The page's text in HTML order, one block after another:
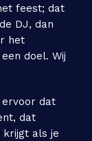
feest; dat
DJ, dan
het
doel. Wij
ervoor dat
dat
krijgt als je